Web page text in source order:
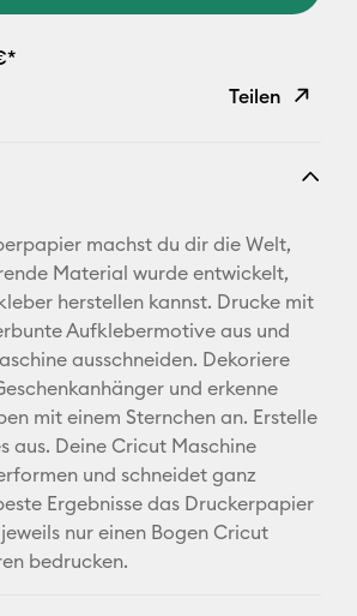
Teilen
E-Mail-
Adresse
Pinterest
Facebook
X
machst du dir die Welt,
Material wurde entwickelt,
herstellen kannst. Drucke mit
Aufklebermotive aus und
ausschneiden. Dekoriere
und erkenne
mit einem Sternchen an. Erstelle
aus. Deine Cricut Maschine
und schneidet ganz
Ergebnisse das Druckerpapier
nur einen Bogen Cricut
bedrucken.